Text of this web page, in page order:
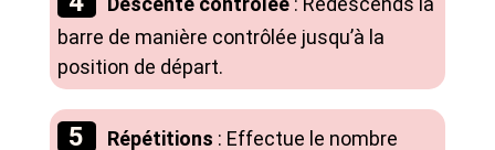
barre de manière contrôlée jusqu’à la
position de départ.
Répétitions : Effectue le nombre